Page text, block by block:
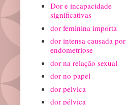
Dor e incapacidade
significativas
dor feminina importa
dor intensa causada por
endometriose
dor na relação sexual
dor no papel
dor pelvica
dor pélvica